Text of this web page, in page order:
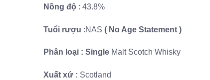
Nồng độ : 43.8%
Tuổi rượu :NAS ( No Age Statement )
Phân loại : Single Malt Scotch Whisky
Xuất xứ : Scotland